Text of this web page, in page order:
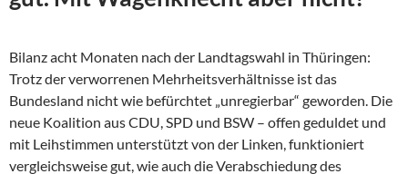
Bilanz acht Monaten nach der Landtagswahl in Thüringen:
Trotz der verworrenen Mehrheitsverhältnisse ist das
Bundesland nicht wie befürchtet „unregierbar“ geworden. Die
neue Koalition aus CDU, SPD und BSW – offen geduldet und
mit Leihstimmen unterstützt von der Linken, funktioniert
vergleichsweise gut, wie auch die Verabschiedung des